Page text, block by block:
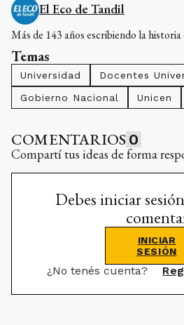
El Eco de Tandil
Más de 143 años escribiendo la
Temas
Universidad Docentes
Gobierno Nacional
Unicen
COMENTARIOS 0
Compartí tus ideas de forma
Debes iniciar
INICIAR
SESIÓN
¿No tenés cuenta?